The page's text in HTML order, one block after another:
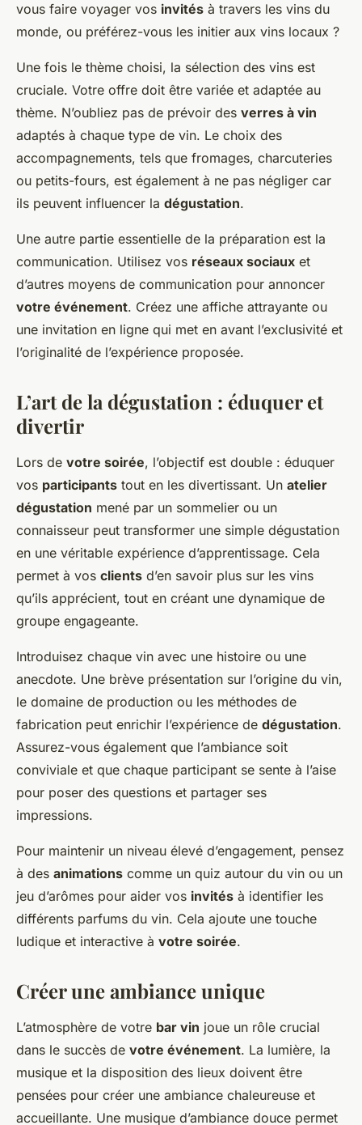
vous faire voyager vos invités à travers les vins du
monde, ou préférez-vous les initier aux vins locaux ?
Une fois le thème choisi, la sélection des vins est
cruciale. Votre offre doit être variée et adaptée au
thème. N’oubliez pas de prévoir des verres à vin
adaptés à chaque type de vin. Le choix des
accompagnements, tels que fromages, charcuteries
ou petits-fours, est également à ne pas négliger car
ils peuvent influencer la dégustation.
Une autre partie essentielle de la préparation est la
communication. Utilisez vos réseaux sociaux et
d’autres moyens de communication pour annoncer
votre événement. Créez une affiche attrayante ou
une invitation en ligne qui met en avant l’exclusivité et
l’originalité de l’expérience proposée.
L’art de la dégustation : éduquer et
divertir
Lors de votre soirée, l’objectif est double : éduquer
vos participants tout en les divertissant. Un atelier
dégustation mené par un sommelier ou un
connaisseur peut transformer une simple dégustation
en une véritable expérience d’apprentissage. Cela
permet à vos clients d’en savoir plus sur les vins
qu’ils apprécient, tout en créant une dynamique de
groupe engageante.
Introduisez chaque vin avec une histoire ou une
anecdote. Une brève présentation sur l’origine du vin,
le domaine de production ou les méthodes de
fabrication peut enrichir l’expérience de dégustation.
Assurez-vous également que l’ambiance soit
conviviale et que chaque participant se sente à l’aise
pour poser des questions et partager ses
impressions.
Pour maintenir un niveau élevé d’engagement, pensez
à des animations comme un quiz autour du vin ou un
jeu d’arômes pour aider vos invités à identifier les
différents parfums du vin. Cela ajoute une touche
ludique et interactive à votre soirée.
Créer une ambiance unique
L’atmosphère de votre bar vin joue un rôle crucial
dans le succès de votre événement. La lumière, la
musique et la disposition des lieux doivent être
pensées pour créer une ambiance chaleureuse et
accueillante. Une musique d’ambiance douce permet